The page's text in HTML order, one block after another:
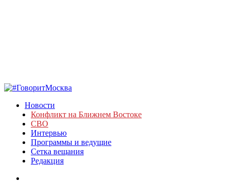
Новости
Конфликт на Ближнем Востоке
СВО
Интервью
Программы и ведущие
Сетка вещания
Редакция